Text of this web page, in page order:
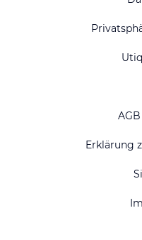
Erklärung